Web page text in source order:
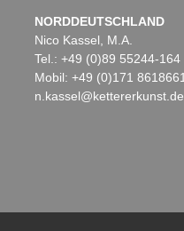
NORDDEUTSCHLAND
Nico Kassel, M.A.
Tel.: +49 (0)89 55244-164
Mobil: +49 (0)171
n.kassel@kettererkunst.de